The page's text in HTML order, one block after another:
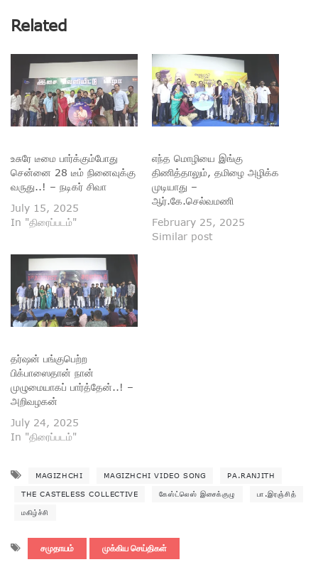
Related
உசுரே டீமை பார்க்கும்போது
சென்னை 28 டீம் நினைவுக்கு
வருது..! – நடிகர் சிவா
July 15, 2025
In "திரைப்படம்"
எந்த மொழியை இங்கு
திணித்தாலும், தமிழை அழிக்க
முடியாது –
ஆர்.கே.செல்வமணி
February 25, 2025
Similar post
தர்ஷன் பங்குபெற்ற
பிக்பாஸைதான் நான்
முழுமையாகப் பார்த்தேன்..! –
அறிவழகன்
July 24, 2025
In "திரைப்படம்"
MAGIZHCHI MAGIZHCHI VIDEO SONG PA.RANJITH
THE CASTELESS COLLECTIVE கேஸ்ட்லெஸ் இசைக்குழு பா.இரஞ்சித்
மகிழ்ச்சி
சமுதாயம் முக்கிய செய்திகள்